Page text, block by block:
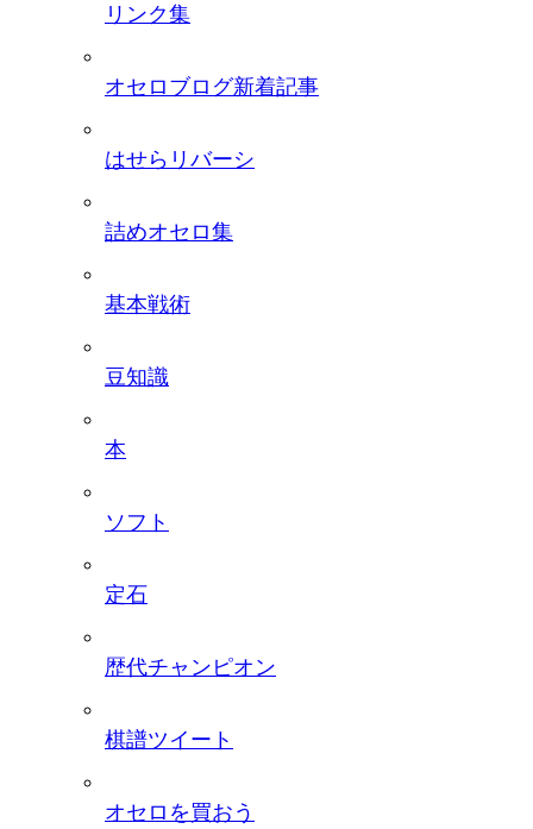
リンク集
オセロブログ新着記事
はせらリバーシ
詰めオセロ集
基本戦術
豆知識
本
ソフト
定石
歴代チャンピオン
棋譜ツイート
オセロを買おう